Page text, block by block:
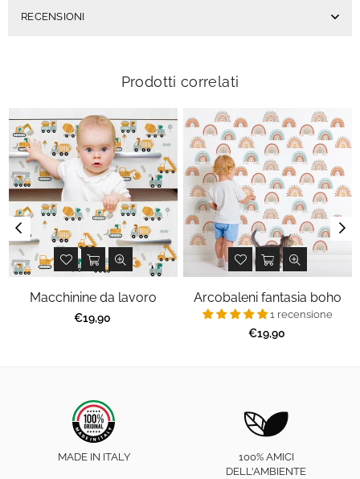
RECENSIONI
Prodotti correlati
Macchinine da lavoro
Prezzo
€19,90
Arcobaleni fantasia boho
1 recensione
Prezzo
€19,90
MADE IN ITALY
100% AMICI
DELL'AMBIENTE